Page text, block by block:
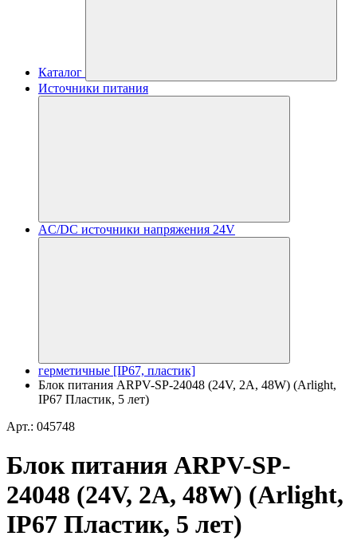
Каталог
Источники питания
AC/DC источники напряжения 24V
герметичные [IP67, пластик]
Блок питания ARPV-SP-24048 (24V, 2A, 48W) (Arlight,
IP67 Пластик, 5 лет)
Арт.: 045748
Блок питания ARPV-SP-
24048 (24V, 2A, 48W) (Arlight,
IP67 Пластик, 5 лет)